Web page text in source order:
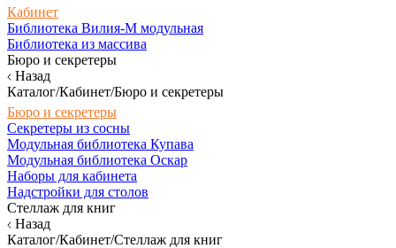
Кабинет
Библиотека Вилия-М модульная
Библиотека из массива
Бюро и секретеры
Назад
Каталог/Кабинет/Бюро и секретеры
Бюро и секретеры
Секретеры из сосны
Модульная библиотека Купава
Модульная библиотека Оскар
Наборы для кабинета
Надстройки для столов
Стеллаж для книг
Назад
Каталог/Кабинет/Стеллаж для книг